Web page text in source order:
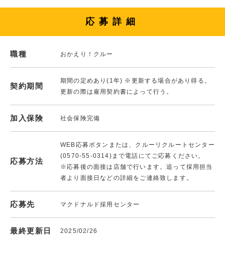
応募詳細
職種 おかえり！クルー
契約期間
期間の定めあり(1年) ※更新する場合があり得る。
更新の際は雇用契約書によって行う。
加入保険 社会保険完備
応募方法
WEB応募ボタンまたは、クルーリクルートセンター
(0570-55-0314)まで電話にてご応募ください。
※応募後の面接は店舗で行います。追って採用担当
者より面接日などの詳細をご連絡致します。
応募先 マクドナルド採用センター
最終更新日 2025/02/26